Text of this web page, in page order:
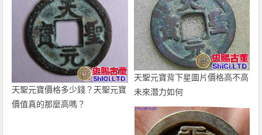
天聖元寶價格多少錢？天聖元寶
價值真的那麼高嗎？
天聖元寶背下星圖片價格高不高
未來潛力如何